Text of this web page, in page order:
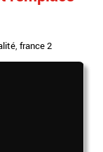
,france 2